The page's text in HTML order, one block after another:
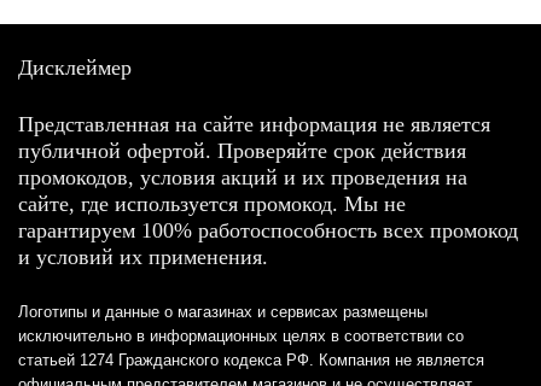
Дисклеймер
Представленная на сайте информация не является
публичной офертой. Проверяйте срок действия
промокодов, условия акций и их проведения на
сайте, где используется промокод. Мы не
гарантируем 100% работоспособность всех промокод
и условий их применения.
Логотипы и данные о магазинах и сервисах размещены
исключительно в информационных целях в соответствии со
статьей 1274 Гражданского кодекса РФ. Компания не является